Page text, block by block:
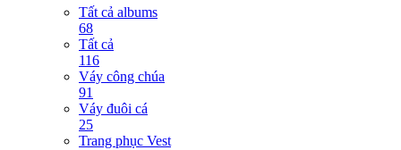
Tất cả albums
68
Tất cả
116
Váy công chúa
91
Váy đuôi cá
25
Trang phục Vest